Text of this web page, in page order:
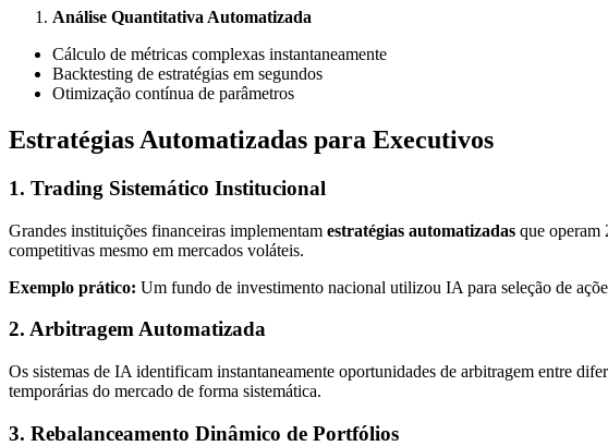
Análise Quantitativa Automatizada
Cálculo de métricas complexas instantaneamente
Backtesting de estratégias em segundos
Otimização contínua de parâmetros
Estratégias Automatizadas para Executivos
1. Trading Sistemático Institucional
Grandes instituições financeiras implementam estratégias automatizadas que operam
competitivas mesmo em mercados voláteis.
Exemplo prático: Um fundo de investimento nacional utilizou IA para seleção de
2. Arbitragem Automatizada
Os sistemas de IA identificam instantaneamente oportunidades de arbitragem entre
temporárias do mercado de forma sistemática.
3. Rebalanceamento Dinâmico de Portfólios